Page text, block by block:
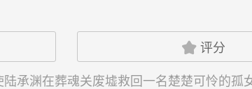
 评分
陆承渊在葬魂关废墟救回一名楚楚可怜的孤